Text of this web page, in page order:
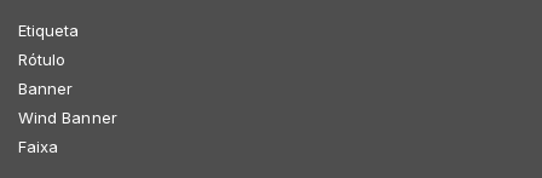
Etiqueta
Rótulo
Banner
Wind Banner
Faixa